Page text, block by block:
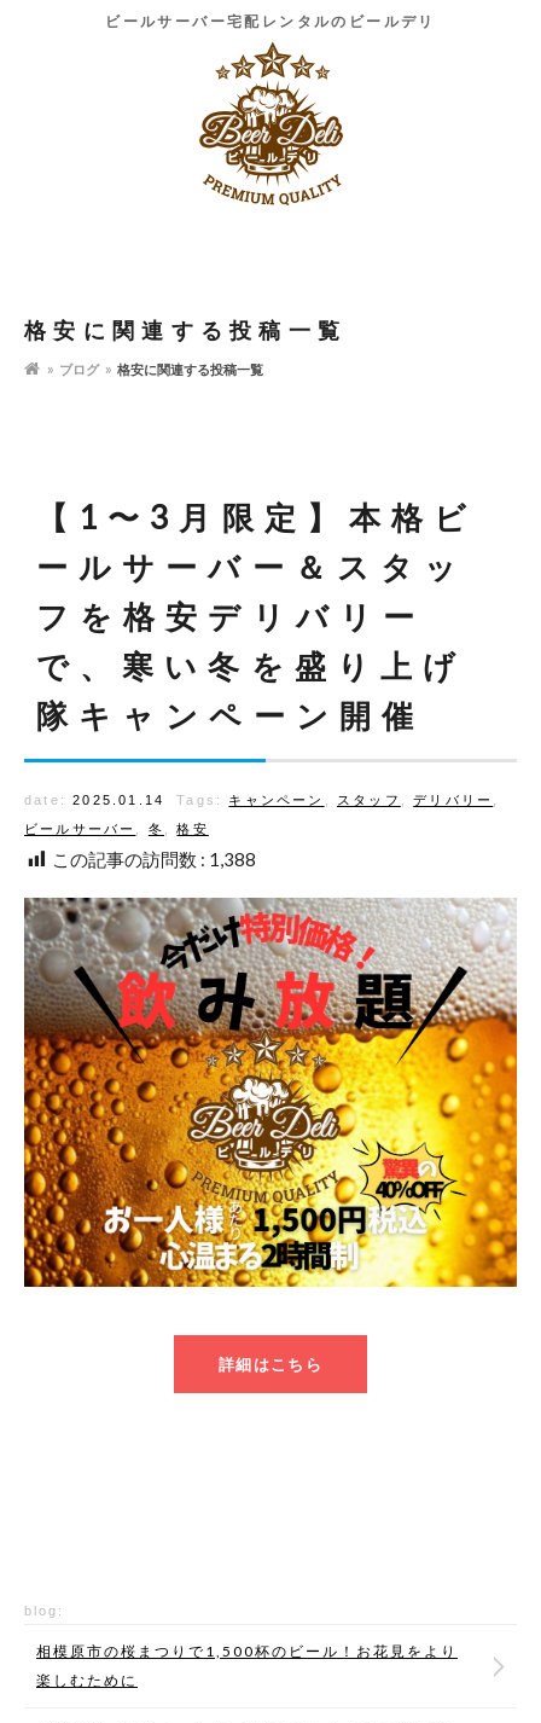
ビールサーバー宅配レンタルのビールデリ
格安に関連する投稿一覧
ブログ 格安に関連する投稿一覧
【1〜3月限定】本格ビ
ールサーバー＆スタッ
フを格安デリバリー
で、寒い冬を盛り上げ
隊キャンペーン開催
date: 2025.01.14 Tags: キャンペーン スタッフ ,デリバリー
ビールサーバー
冬 ,格安
この記事の訪問数 : 1,388
詳細はこちら
blog:
相模原市の桜まつりで1,500杯のビール！お花見をより
楽しむために